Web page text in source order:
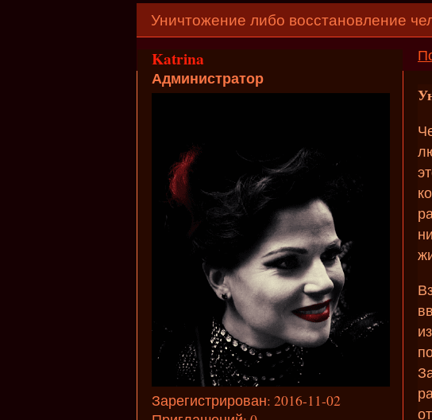
Уничтожение либо восстановление
Katrina
Администратор
Зарегистрирован: 2016-11-02